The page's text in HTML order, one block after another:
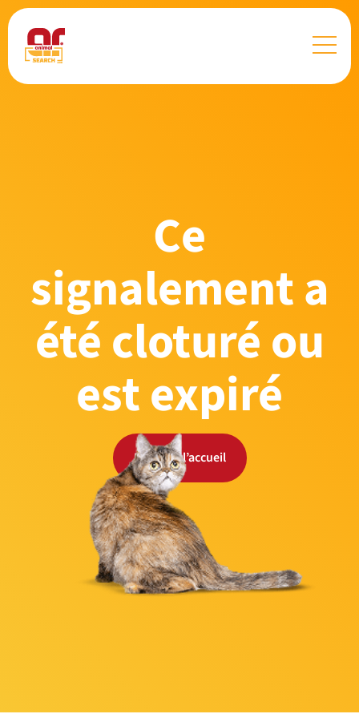
Ce
signalement a
été cloturé ou
est expiré
Retour à l’accueil